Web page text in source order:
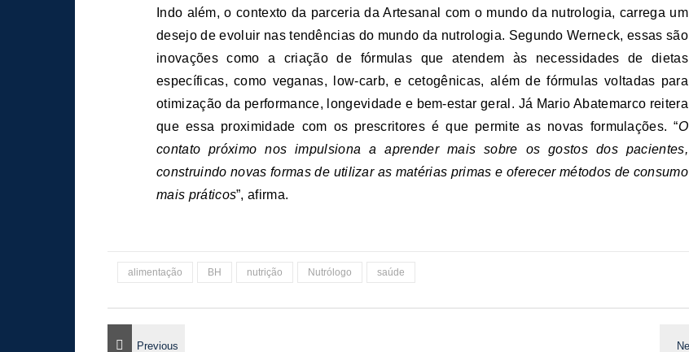
Indo além, o contexto da parceria da Artesanal com o mundo da nutrologia, carrega um
desejo de evoluir nas tendências do mundo da nutrologia. Segundo Werneck, essas são
inovações como a criação de fórmulas que atendem às necessidades de dietas
específicas, como veganas, low-carb, e cetogênicas, além de fórmulas voltadas para
otimização da performance, longevidade e bem-estar geral. Já Mario Abatemarco reitera
que essa proximidade com os prescritores é que permite as novas formulações. “O
contato próximo nos impulsiona a aprender mais sobre os gostos dos pacientes,
construindo novas formas de utilizar as matérias primas e oferecer métodos de consumo
mais práticos”, afirma.
alimentação BH nutrição Nutrólogo saúde